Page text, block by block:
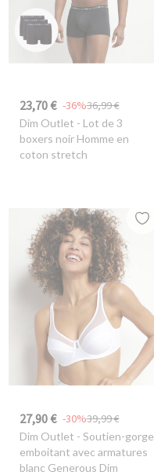
23,70 € 36,99 €
-36%
Dim Outlet - Lot de 3
boxers noir Homme en
coton stretch
27,90 € 39,99 €
-30%
Dim Outlet - Soutien-gorge
emboitant avec armatures
blanc Generous Dim